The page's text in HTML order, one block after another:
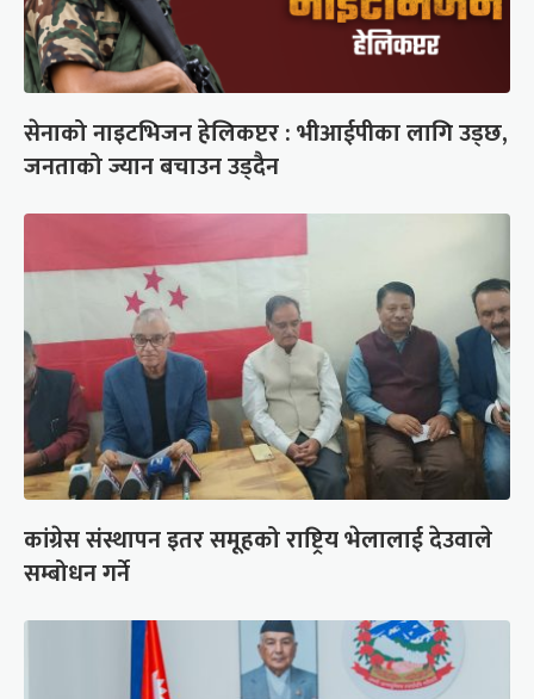
सेनाको नाइटभिजन हेलिकप्टर : भीआईपीका लागि उड्छ,
जनताको ज्यान बचाउन उड्दैन
कांग्रेस संस्थापन इतर समूहको राष्ट्रिय भेलालाई देउवाले
सम्बोधन गर्ने